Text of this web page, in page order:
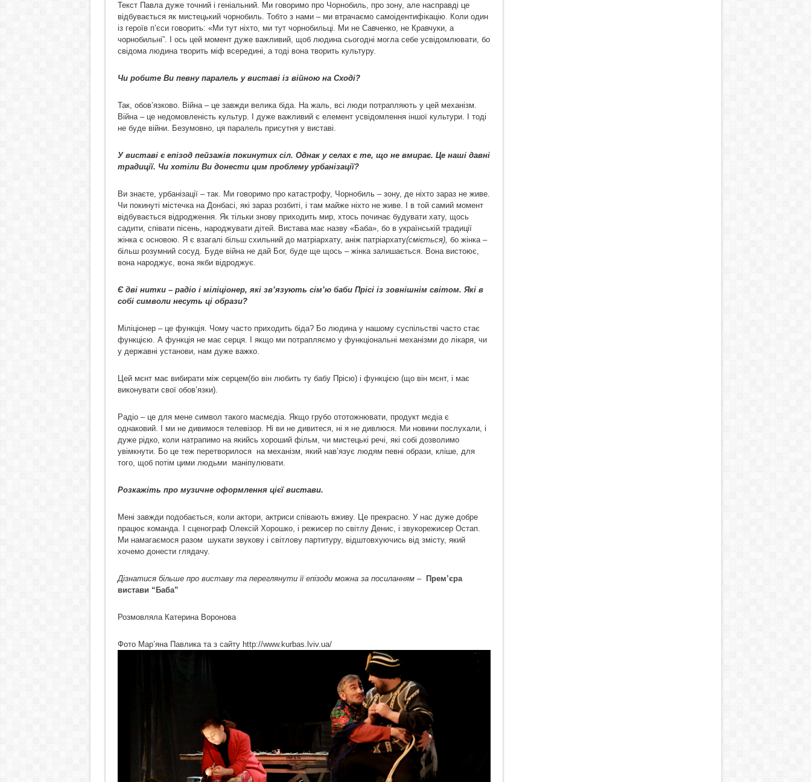
Текст Павла дуже точний і геніальний. Ми говоримо про Чорнобиль, про зону, але насправді це
відбувається як мистецький чорнобиль. Тобто з нами – ми втрачаємо самоідентифікацію. Коли один
із героїв п’єси говорить: «Ми тут ніхто, ми тут чорнобильці. Ми не Савченко, не Кравчуки, а
чорнобильні”. І ось цей момент дуже важливий, щоб людина сьогодні могла себе усвідомлювати, бо
свідома людина творить міф всередині, а тоді вона творить культуру.
Чи робите Ви певну паралель у виставі із війною на Сході?
Так, обов’язково. Війна – це завжди велика біда. На жаль, всі люди потрапляють у цей механізм.
Війна – це недомовленість культур. І дуже важливий є елемент усвідомлення іншої культури. І тоді
не буде війни. Безумовно, ця паралель присутня у виставі.
У виставі є епізод пейзажів покинутих сіл. Однак у селах є те, що не вмирає. Це наші давні
традиції. Чи хотіли Ви донести цим проблему урбанізації?
Ви знаєте, урбанізації – так. Ми говоримо про катастрофу, Чорнобиль – зону, де ніхто зараз не живе.
Чи покинуті містечка на Донбасі, які зараз розбиті, і там майже ніхто не живе. І в той самий момент
відбувається відродження. Як тільки знову приходить мир, хтось починає будувати хату, щось
садити, співати пісень, народжувати дітей. Вистава має назву «Баба», бо в українській традиції
жінка є основою. Я є взагалі більш схильний до матріархату, аніж патріархату(сміється), бо жінка –
більш розумний сосуд. Буде війна не дай Бог, буде ще щось – жінка залишається. Вона вистоює,
вона народжує, вона якби відроджує.
Є дві нитки – радіо і міліціонер, які зв’язують сім’ю баби Прісі із зовнішнім світом. Які в
собі символи несуть ці образи?
Міліціонер – це функція. Чому часто приходить біда? Бо людина у нашому суспільстві часто стає
функцією. А функція не має серця. І якщо ми потрапляємо у функціональні механізми до лікаря, чи
у державні установи, нам дуже важко.
Цей мєнт має вибирати між серцем(бо він любить ту бабу Прісю) і функцією (що він мєнт, і має
виконувати свої обов’язки).
Радіо – це для мене символ такого масмєдіа. Якщо грубо ототожнювати, продукт мєдіа є
однаковий. І ми не дивимося телевізор. Ні ви не дивитеся, ні я не дивлюся. Ми новини послухали, і
дуже рідко, коли натрапимо на якийсь хороший фільм, чи мистецькі речі, які собі дозволимо
увімкнути. Бо це теж перетворилося на механізм, який нав’язує людям певні образи, кліше, для
того, щоб потім цими людьми маніпулювати.
Розкажіть про музичне оформлення цієї вистави.
Мені завжди подобається, коли актори, актриси співають вживу. Це прекрасно. У нас дуже добре
працює команда. І сценограф Олексій Хорошко, і режисер по світлу Денис, і звукорежисер Остап.
Ми намагаємося разом шукати звукову і світлову партитуру, відштовхуючись від змісту, який
хочемо донести глядачу.
Дізнатися більше про виставу та переглянути її епізоди можна за посиланням – Прем’єра
вистави “Баба”
Розмовляла Катерина Воронова
Фото Мар’яна Павлика та з сайту http://www.kurbas.lviv.ua/